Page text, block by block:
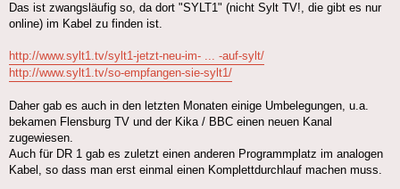
Das ist zwangsläufig so, da dort "SYLT1" (nicht Sylt TV!, die gibt es nur
online) im Kabel zu finden ist.
http://www.sylt1.tv/sylt1-jetzt-neu-im- ... -auf-sylt/
http://www.sylt1.tv/so-empfangen-sie-sylt1/
Daher gab es auch in den letzten Monaten einige Umbelegungen, u.a.
bekamen Flensburg TV und der Kika / BBC einen neuen Kanal
zugewiesen.
Auch für DR 1 gab es zuletzt einen anderen Programmplatz im analogen
Kabel, so dass man erst einmal einen Komplettdurchlauf machen muss.